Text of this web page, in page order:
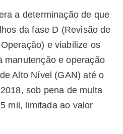
a determinação de que
da fase D (Revisão de
e viabilize os
manutenção e operação
Alto Nível (GAN) até o
sob pena de multa
mil, limitada ao valor